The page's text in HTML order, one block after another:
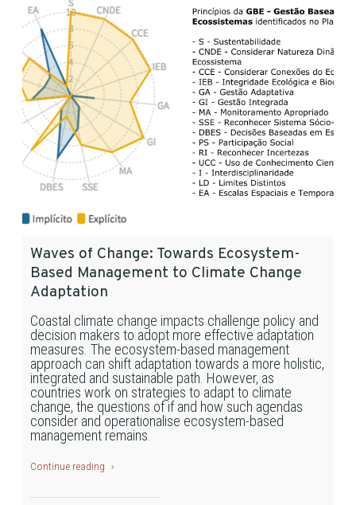
Waves of Change: Towards Ecosystem-
Based Management to Climate Change
Adaptation
Coastal climate change impacts challenge policy and
decision makers to adopt more effective adaptation
measures. The ecosystem-based management
approach can shift adaptation towards a more holistic,
integrated and sustainable path. However, as
countries work on strategies to adapt to climate
change, the questions of if and how such agendas
consider and operationalise ecosystem-based
management remains.
Continue reading